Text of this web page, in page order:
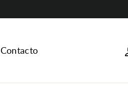
Contacto